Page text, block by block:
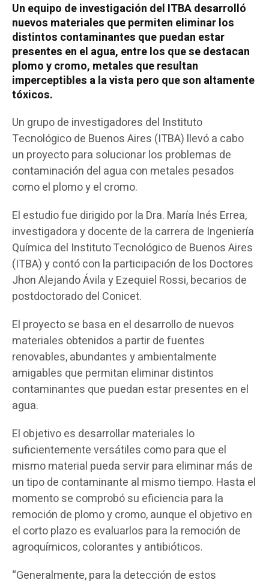
Un equipo de investigación del ITBA desarrolló
nuevos materiales que permiten eliminar los
distintos contaminantes que puedan estar
presentes en el agua, entre los que se destacan
plomo y cromo, metales que resultan
imperceptibles a la vista pero que son altamente
tóxicos.
Un grupo de investigadores del Instituto
Tecnológico de Buenos Aires (ITBA) llevó a cabo
un proyecto para solucionar los problemas de
contaminación del agua con metales pesados
como el plomo y el cromo.
El estudio fue dirigido por la Dra. María Inés Errea,
investigadora y docente de la carrera de Ingeniería
Química del Instituto Tecnológico de Buenos Aires
(ITBA) y contó con la participación de los Doctores
Jhon Alejando Ávila y Ezequiel Rossi, becarios de
postdoctorado del Conicet.
El proyecto se basa en el desarrollo de nuevos
materiales obtenidos a partir de fuentes
renovables, abundantes y ambientalmente
amigables que permitan eliminar distintos
contaminantes que puedan estar presentes en el
agua.
El objetivo es desarrollar materiales lo
suficientemente versátiles como para que el
mismo material pueda servir para eliminar más de
un tipo de contaminante al mismo tiempo. Hasta el
momento se comprobó su eficiencia para la
remoción de plomo y cromo, aunque el objetivo en
el corto plazo es evaluarlos para la remoción de
agroquímicos, colorantes y antibióticos.
“Generalmente, para la detección de estos